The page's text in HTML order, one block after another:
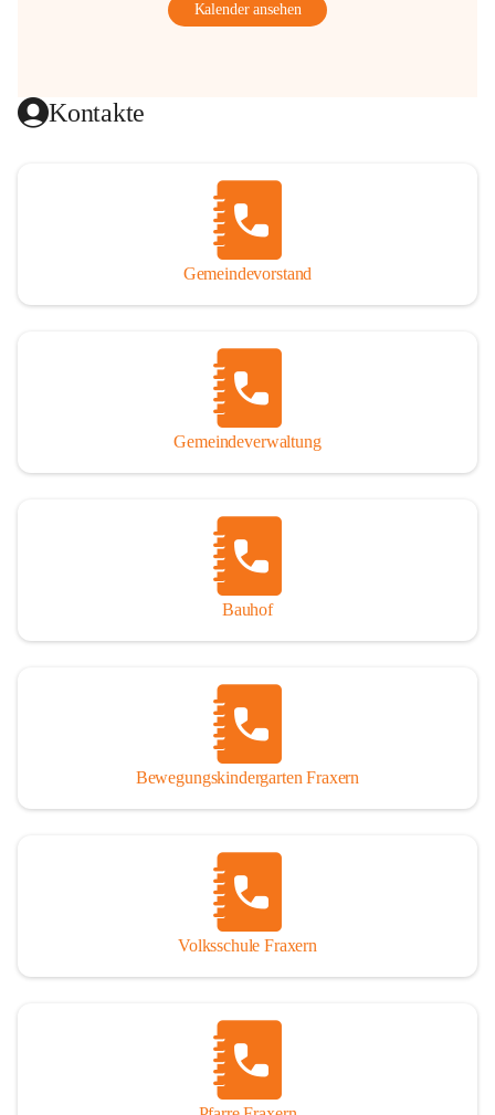
Kalender ansehen
Kontakte
Gemeindevorstand
Gemeindeverwaltung
Bauhof
Bewegungskindergarten Fraxern
Volksschule Fraxern